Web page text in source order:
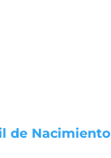
de Nacimiento